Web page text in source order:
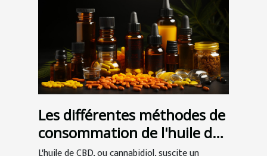
Les différentes méthodes de
consommation de l'huile de
CBD et leur influence sur la